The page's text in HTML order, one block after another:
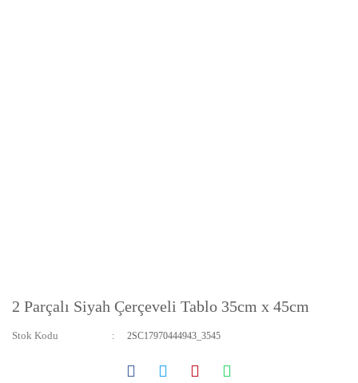
2 Parçalı Siyah Çerçeveli Tablo 35cm x 45cm
Stok Kodu 2SC17970444943_3545